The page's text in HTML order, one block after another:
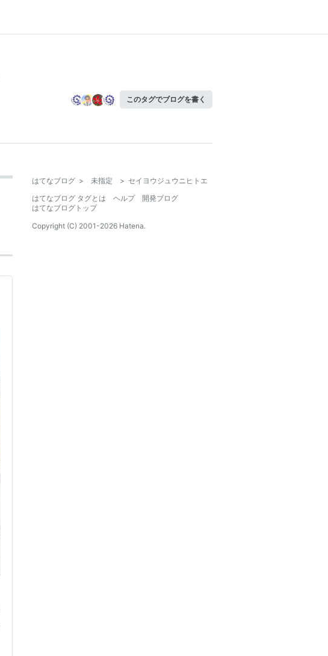
このタグでブログを書く
はてなブログ > 未指定 > セイヨウジュウニヒトエ
はてなブログ タグとは
ヘルプ
開発ブログ
はてなブログトップ
Copyright (C) 2001-2026 Hatena.